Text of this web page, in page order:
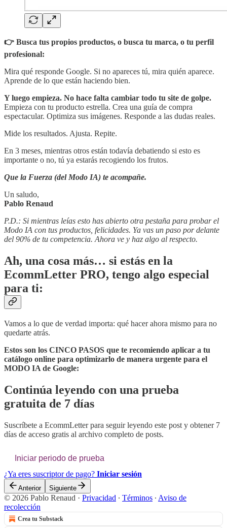
👉 Busca tus propios productos, o busca tu marca, o tu perfil
profesional:
Mira qué responde Google. Si no apareces tú, mira quién aparece.
Aprende de lo que están haciendo bien.
Y luego empieza. No hace falta cambiar todo tu site de golpe.
Empieza con tu producto estrella. Crea una guía de compra
espectacular. Optimiza sus imágenes. Responde a las dudas reales.
Mide los resultados. Ajusta. Repite.
En 3 meses, mientras otros están todavía debatiendo si esto es
importante o no, tú ya estarás recogiendo los frutos.
Que la Fuerza (del Modo IA) te acompañe.
Un saludo,
Pablo Renaud
P.D.: Si mientras leías esto has abierto otra pestaña para probar el
Modo IA con tus productos, felicidades. Ya vas un paso por delante
del 90% de tu competencia. Ahora ve y haz algo al respecto.
Ah, una cosa más… si estás en la
EcommLetter PRO, tengo algo especial
para ti:
Vamos a lo que de verdad importa: qué hacer ahora mismo para no
quedarte atrás.
Estos son los CINCO PASOS que te recomiendo aplicar a tu
catálogo online para optimizarlo de manera urgente para el
MODO IA de Google:
Continúa leyendo con una prueba
gratuita de 7 días
Suscríbete a EcommLetterpara seguir leyendo este post y obtener 7
días de acceso gratis al archivo completo de posts.
Iniciar periodo de prueba
¿Ya eres suscriptor de pago? Iniciar sesión
Anterior Siguiente
© 2026 Pablo Renaud · Privacidad ∙ Términos ∙ Aviso de
recolección
Crea tu Substack